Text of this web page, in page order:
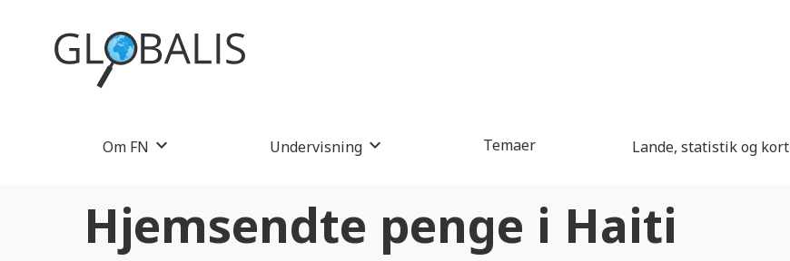
Om FN Undervisning Temaer Lande, statistik og kort
Hjemsendte penge i Haiti